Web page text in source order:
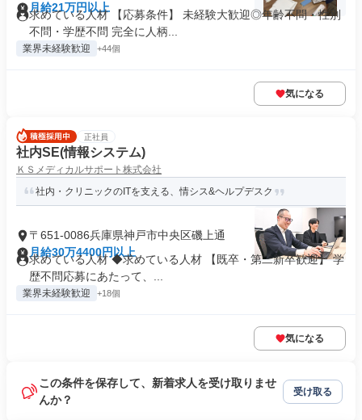
月給21万円以上
求めている人材 【応募条件】 未経験大歓迎◎年齢不問・性別
不問・学歴不問 完全に人柄...
業界未経験歓迎 +44個
気になる
正社員
社内SE(情報システム)
ＫＳメディカルサポート株式会社
社内・クリニックのITを支える、情シス&ヘルプデスク
〒651-0086兵庫県神戸市中央区磯上通
月給30万4400円以上
求めている人材 ◆求めている人材 【既卒・第二新卒歓迎】 学
歴不問応募にあたって、...
業界未経験歓迎 +18個
気になる
この条件を保存して、新着求人を受け取りませ
んか？
受け取る